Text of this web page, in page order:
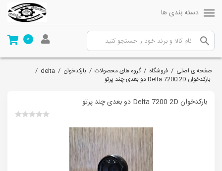
دسته بندی ها
0
صفحه ی اصلی / فروشگاه /گروه های محصولات / بارکدخوان /
delta
/
بارکدخوان Delta 7200 2D دو بعدی چند پرتو
بارکدخوان Delta 7200 2D دو بعدی چند پرتو